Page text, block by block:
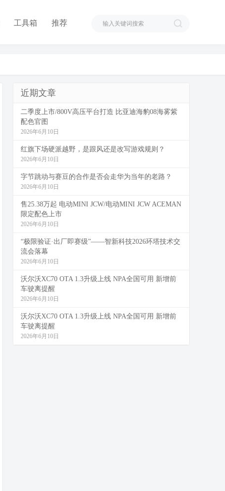
工具箱 推荐
近期文章
二季度上市/800V高压平台打造 比亚迪海豹08海雾紫
配色官图
2026年6月10日
红旗下场硬派越野，是跟风还是改写游戏规则？
2026年6月10日
字节跳动与赛豆的合作是否会走华为当年的老路？
2026年6月10日
售25.38万起 电动MINI JCW/电动MINI JCW ACEMAN
限定配色上市
2026年6月10日
“极限验证·出厂即赛级”——智新科技2026环塔技术交
流会落幕
2026年6月10日
沃尔沃XC70 OTA 1.3升级上线 NPA全国可用 新增前
车驶离提醒
2026年6月10日
沃尔沃XC70 OTA 1.3升级上线 NPA全国可用 新增前
车驶离提醒
2026年6月10日